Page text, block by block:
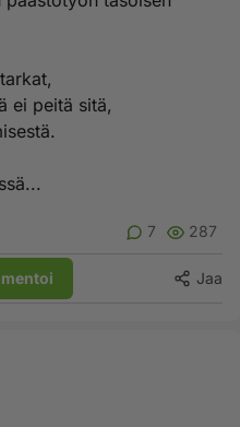
ei peitä sitä,
7 287
Jaa